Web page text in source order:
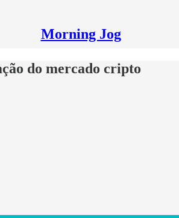
Morning Jog
do mercado cripto